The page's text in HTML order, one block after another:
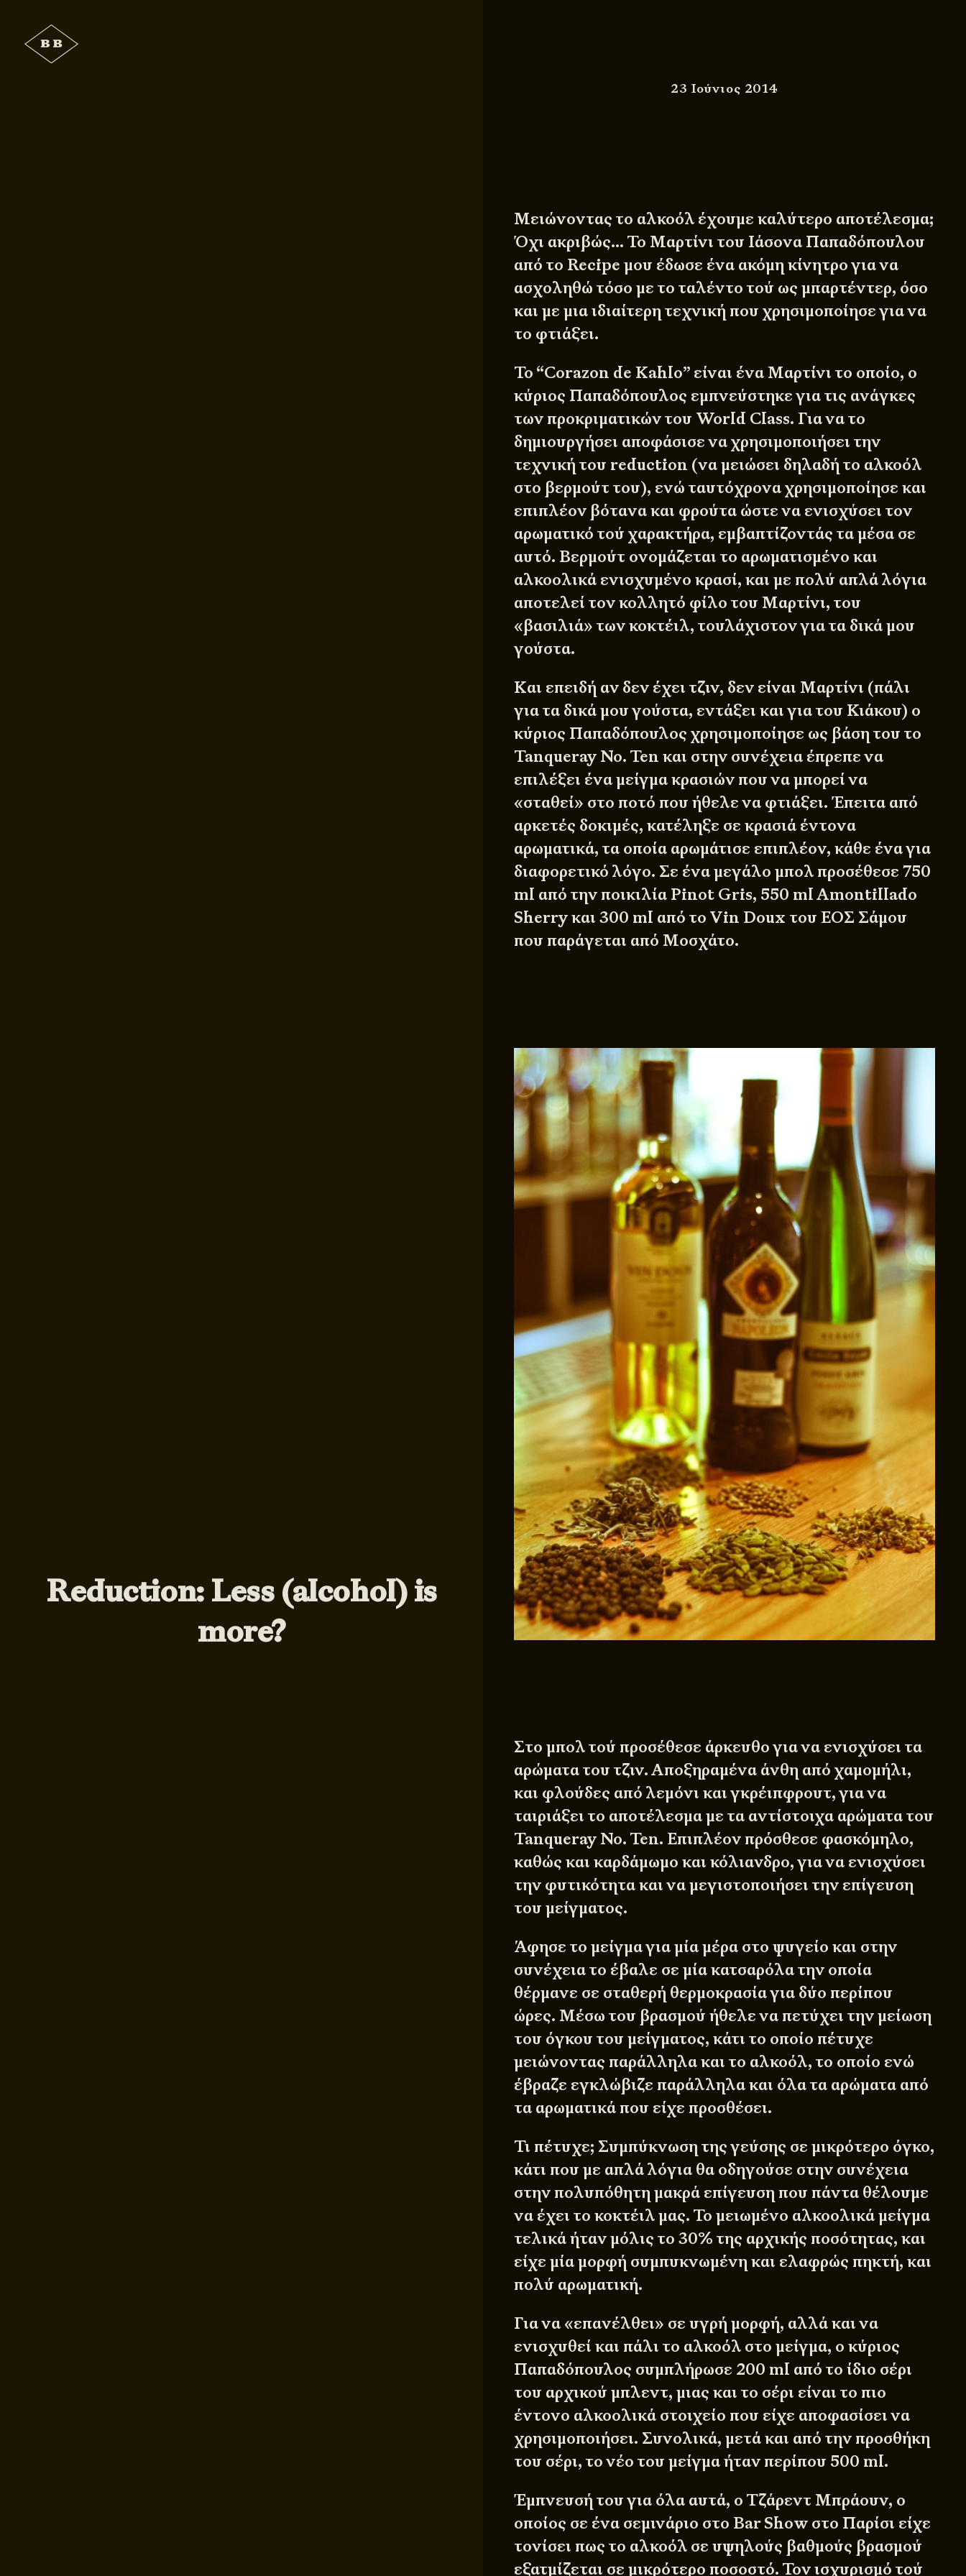
Reduction: Less (alcohol) is
more?
23 Ιούνιος 2014
Μειώνοντας το αλκοόλ έχουμε καλύτερο αποτέλεσμα;
Όχι ακριβώς… Το Μαρτίνι του Ιάσονα Παπαδόπουλου
από το Recipe μου έδωσε ένα ακόμη κίνητρο για να
ασχοληθώ τόσο με το ταλέντο τού ως μπαρτέντερ, όσο
και με μια ιδιαίτερη τεχνική που χρησιμοποίησε για να
το φτιάξει.
Το “Corazon de Kahlo” είναι ένα Μαρτίνι το οποίο, ο
κύριος Παπαδόπουλος εμπνεύστηκε για τις ανάγκες
των προκριματικών του World Class. Για να το
δημιουργήσει αποφάσισε να χρησιμοποιήσει την
τεχνική του reduction (να μειώσει δηλαδή το αλκοόλ
στο βερμούτ του), ενώ ταυτόχρονα χρησιμοποίησε και
επιπλέον βότανα και φρούτα ώστε να ενισχύσει τον
αρωματικό τού χαρακτήρα, εμβαπτίζοντάς τα μέσα σε
αυτό. Βερμούτ ονομάζεται το αρωματισμένο και
αλκοολικά ενισχυμένο κρασί, και με πολύ απλά λόγια
αποτελεί τον κολλητό φίλο του Μαρτίνι, του
«βασιλιά» των κοκτέιλ, τουλάχιστον για τα δικά μου
γούστα.
Και επειδή αν δεν έχει τζιν, δεν είναι Μαρτίνι (πάλι
για τα δικά μου γούστα, εντάξει και για του Κιάκου) ο
κύριος Παπαδόπουλος χρησιμοποίησε ως βάση του το
Tanqueray No. Ten και στην συνέχεια έπρεπε να
επιλέξει ένα μείγμα κρασιών που να μπορεί να
«σταθεί» στο ποτό που ήθελε να φτιάξει. Έπειτα από
αρκετές δοκιμές, κατέληξε σε κρασιά έντονα
αρωματικά, τα οποία αρωμάτισε επιπλέον, κάθε ένα για
διαφορετικό λόγο. Σε ένα μεγάλο μπολ προσέθεσε 750
ml από την ποικιλία Pinot Gris, 550 ml Amontillado
Sherry και 300 ml από το Vin Doux του ΕΟΣ Σάμου
που παράγεται από Μοσχάτο.
Στο μπολ τού προσέθεσε άρκευθο για να ενισχύσει τα
αρώματα του τζιν. Αποξηραμένα άνθη από χαμομήλι,
και φλούδες από λεμόνι και γκρέιπφρουτ, για να
ταιριάξει το αποτέλεσμα με τα αντίστοιχα αρώματα του
Tanqueray No. Ten. Επιπλέον πρόσθεσε φασκόμηλο,
καθώς και καρδάμωμο και κόλιανδρο, για να ενισχύσει
την φυτικότητα και να μεγιστοποιήσει την επίγευση
του μείγματος.
Άφησε το μείγμα για μία μέρα στο ψυγείο και στην
συνέχεια το έβαλε σε μία κατσαρόλα την οποία
θέρμανε σε σταθερή θερμοκρασία για δύο περίπου
ώρες. Μέσω του βρασμού ήθελε να πετύχει την μείωση
του όγκου του μείγματος, κάτι το οποίο πέτυχε
μειώνοντας παράλληλα και το αλκοόλ, το οποίο ενώ
έβραζε εγκλώβιζε παράλληλα και όλα τα αρώματα από
τα αρωματικά που είχε προσθέσει.
Τι πέτυχε; Συμπύκνωση της γεύσης σε μικρότερο όγκο,
κάτι που με απλά λόγια θα οδηγούσε στην συνέχεια
στην πολυπόθητη μακρά επίγευση που πάντα θέλουμε
να έχει το κοκτέιλ μας. Το μειωμένο αλκοολικά μείγμα
τελικά ήταν μόλις το 30% της αρχικής ποσότητας, και
είχε μία μορφή συμπυκνωμένη και ελαφρώς πηκτή, και
πολύ αρωματική.
Για να «επανέλθει» σε υγρή μορφή, αλλά και να
ενισχυθεί και πάλι το αλκοόλ στο μείγμα, ο κύριος
Παπαδόπουλος συμπλήρωσε 200 ml από το ίδιο σέρι
του αρχικού μπλεντ, μιας και το σέρι είναι το πιο
έντονο αλκοολικά στοιχείο που είχε αποφασίσει να
χρησιμοποιήσει. Συνολικά, μετά και από την προσθήκη
του σέρι, το νέο του μείγμα ήταν περίπου 500 ml.
Έμπνευσή του για όλα αυτά, ο Τζάρεντ Μπράουν, ο
οποίος σε ένα σεμινάριο στο Bar Show στο Παρίσι είχε
τονίσει πως το αλκοόλ σε υψηλούς βαθμούς βρασμού
εξατμίζεται σε μικρότερο ποσοστό. Τον ισχυρισμό τού